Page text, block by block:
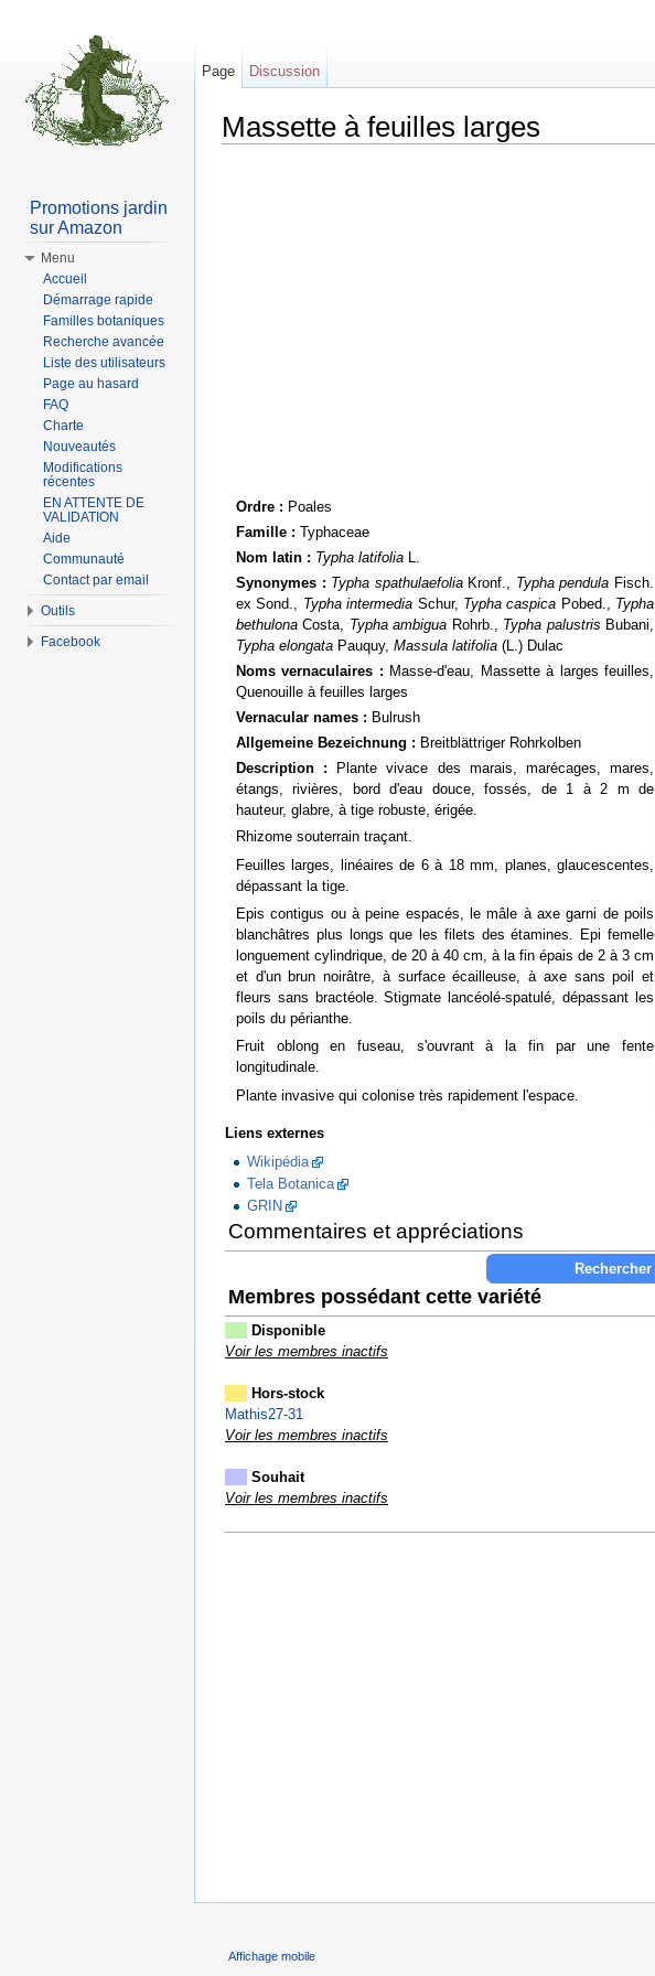
Massette à feuilles larges
Ordre : Poales
Famille : Typhaceae
Nom latin : Typha latifolia L.
Synonymes : Typha spathulaefoliaKronf., Typha pendula Fisch.
ex Sond., Typha intermedia Schur, Typha caspica Pobed., Typha
bethulona Costa, Typha ambigua Rohrb., Typha palustris Bubani,
Typha elongata Pauquy, Massula latifolia (L.) Dulac
Noms vernaculaires : Masse-d'eau, Massette à larges feuilles,
Quenouille à feuilles larges
Vernacular names : Bulrush
Allgemeine Bezeichnung : Breitblättriger Rohrkolben
Description : Plante vivace des marais, marécages, mares,
étangs, rivières, bord d'eau douce, fossés, de 1 à 2 m de
hauteur, glabre, à tige robuste, érigée.
Rhizome souterrain traçant.
Feuilles larges, linéaires de 6 à 18 mm, planes, glaucescentes,
dépassant la tige.
Epis contigus ou à peine espacés, le mâle à axe garni de poils
blanchâtres plus longs que les filets des étamines. Epi femelle
longuement cylindrique, de 20 à 40 cm, à la fin épais de 2 à 3 cm
et d'un brun noirâtre, à surface écailleuse, à axe sans poil et
fleurs sans bractéole. Stigmate lancéolé-spatulé, dépassant les
poils du périanthe.
Fruit oblong en fuseau, s'ouvrant à la fin par une fente
longitudinale.
Plante invasive qui colonise très rapidement l'espace.
Liens externes
Wikipédia
Tela Botanica
GRIN
Commentaires et appréciations
Membres possédant cette variété
Disponible
Voir les membres inactifs
Hors-stock
Mathis27-31
Voir les membres inactifs
Souhait
Voir les membres inactifs
Page Discussion
Promotions jardin
sur Amazon
Menu
Accueil
Démarrage rapide
Familles botaniques
Recherche avancée
Liste des utilisateurs
Page au hasard
FAQ
Charte
Nouveautés
Modifications
récentes
EN ATTENTE DE
VALIDATION
Aide
Communauté
Contact par email
Outils
Facebook
Affichage mobile